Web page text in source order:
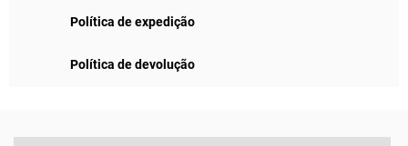
Política de expedição
Política de devolução